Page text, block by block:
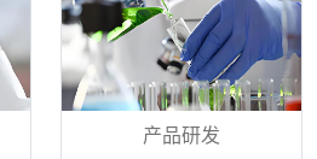
产品研发